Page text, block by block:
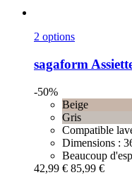
2 options
sagaform
-50%
Beige
Gris
Compatible
Dimensions :
Beaucoup
42,99 € 85,99 €